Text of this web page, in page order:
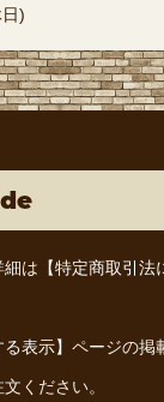
)
細は 【特定商取引法
表示】 ページの掲
ください。